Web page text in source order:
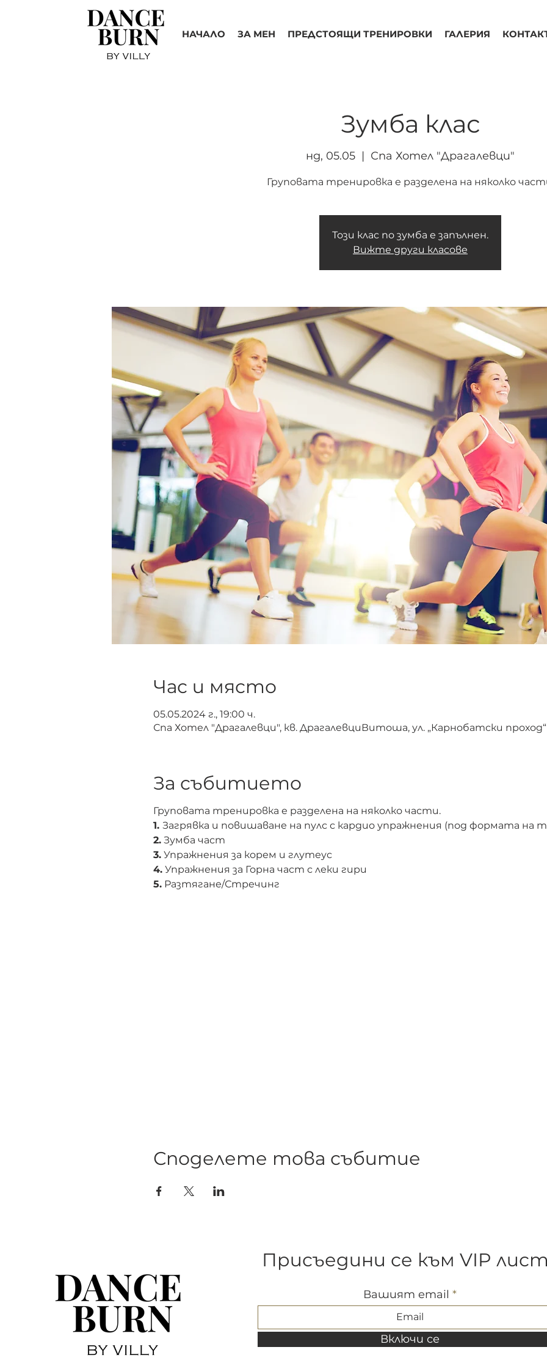
НАЧАЛО ЗА МЕН ПРЕДСТОЯЩИ ТРЕНИРОВКИ ГАЛЕРИЯ
Зумба клас
нд, 05.05
  |
Спа Хотел "Драгалевци"
Груповата тренировка е разделена на няколко
Този клас по зумба е запълнен.
Вижте други класове
Час и място
05.05.2024 г., 19:00 ч.
Спа Хотел "Драгалевци", кв. ДрагалевциВитоша, ул. „Карнобатски проход“
За събитието
Груповата тренировка е разделена на няколко части.
1. Загрявка и повишаване на пулс с кардио упражнения (под формата на
2.Зумба част
3.Упражнения за корем и глутеус
4.Упражнения за Горна част с леки гири
5.Разтягане/Стречинг
Споделете това събитие
Присъедини се към VIP
Вашият email
Включи се